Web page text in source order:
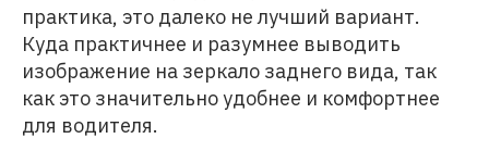
практика, это далеко не лучший вариант.
Куда практичнее и разумнее выводить
изображение на зеркало заднего вида, так
как это значительно удобнее и комфортнее
для водителя.